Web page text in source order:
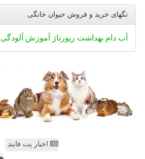
تگهای خرید و فروش حیوان خانگی
آب دام بهداشت رپورتاژ آموزش آلودگی
اخبار پت فایند